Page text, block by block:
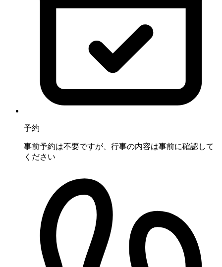
予約
事前予約は不要ですが、行事の内容は事前に確認して
ください